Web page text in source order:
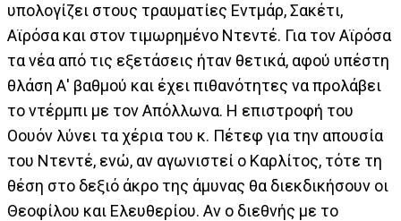
υπολογίζει στους τραυματίες Εντμάρ, Σακέτι,
Αϊρόσα και στον τιμωρημένο Ντεντέ. Για τον Αϊρόσα
τα νέα από τις εξετάσεις ήταν θετικά, αφού υπέστη
θλάση Α' βαθμού και έχει πιθανότητες να προλάβει
το ντέρμπι με τον Απόλλωνα. Η επιστροφή του
Οουόν λύνει τα χέρια του κ. Πέτεφ για την απουσία
του Ντεντέ, ενώ, αν αγωνιστεί ο Καρλίτος, τότε τη
θέση στο δεξιό άκρο της άμυνας θα διεκδικήσουν οι
Θεοφίλου και Ελευθερίου. Αν ο διεθνής με το